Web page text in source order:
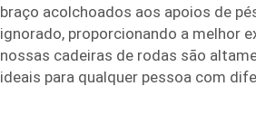
braço acolchoados aos apoios de
ignorado, proporcionando a melhor
nossas cadeiras de rodas são
ideais para qualquer pessoa com